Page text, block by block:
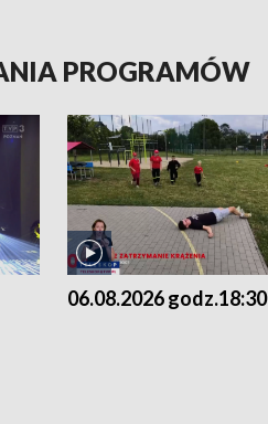
PROGRAMÓW
06.08.2026 godz.18:30